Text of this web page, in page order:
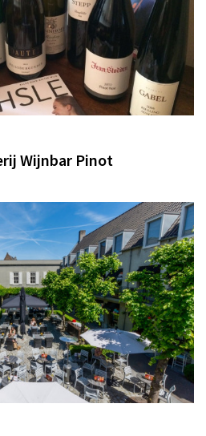
Wijnbar Pinot